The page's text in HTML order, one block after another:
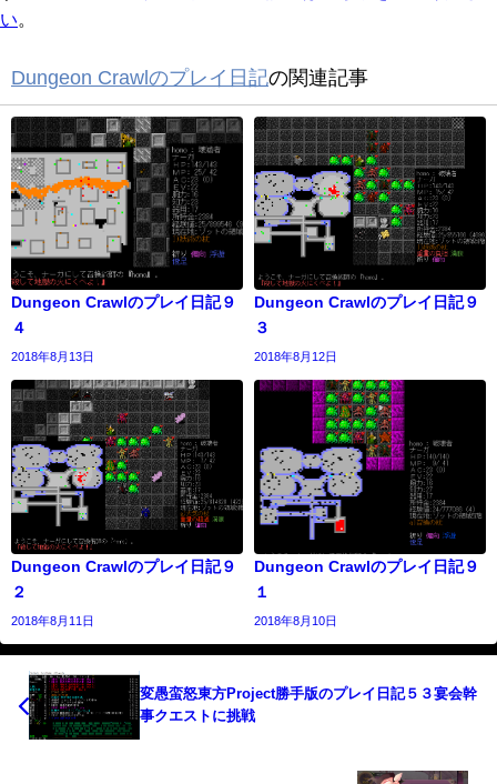
い
Dungeon Crawlのプレイ日記の関連記事
Dungeon Crawlのプレイ日記９
４
2018年8月13日
Dungeon Crawlのプレイ日記９
３
2018年8月12日
Dungeon Crawlのプレイ日記９
２
2018年8月11日
Dungeon Crawlのプレイ日記９
１
2018年8月10日
変愚蛮怒東方Project勝手版のプレイ日記５３宴会幹
事クエストに挑戦